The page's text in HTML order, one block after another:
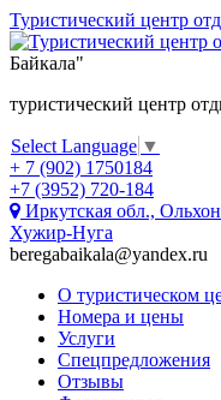
Туристический центр
Байкала"
туристический центр
Select Language ▼
+ 7 (902) 1750184
+7 (3952) 720-184
Иркутская обл.,
Хужир-Нуга
beregabaikala@yandex.ru
О туристическом
Номера и цены
Услуги
Спецпредложения
Отзывы